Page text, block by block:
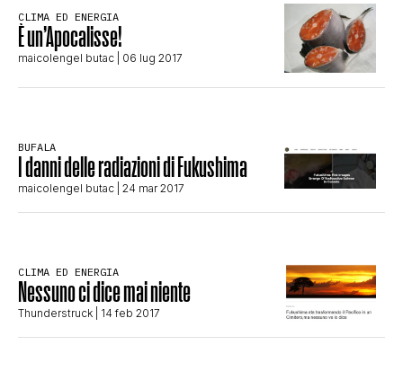
COMPLOTTI, LEGGENDE URBANE ED
EVERGREEN
EDITORIALI
CLIMA ED ENERGIA
CLIMA ED ENERGIA
È un’Apocalisse!
maicolengel butac | 06 lug 2017
BUFALA
I danni delle radiazioni di Fukushima
maicolengel butac | 24 mar 2017
CLIMA ED ENERGIA
Nessuno ci dice mai niente
Thunderstruck | 14 feb 2017